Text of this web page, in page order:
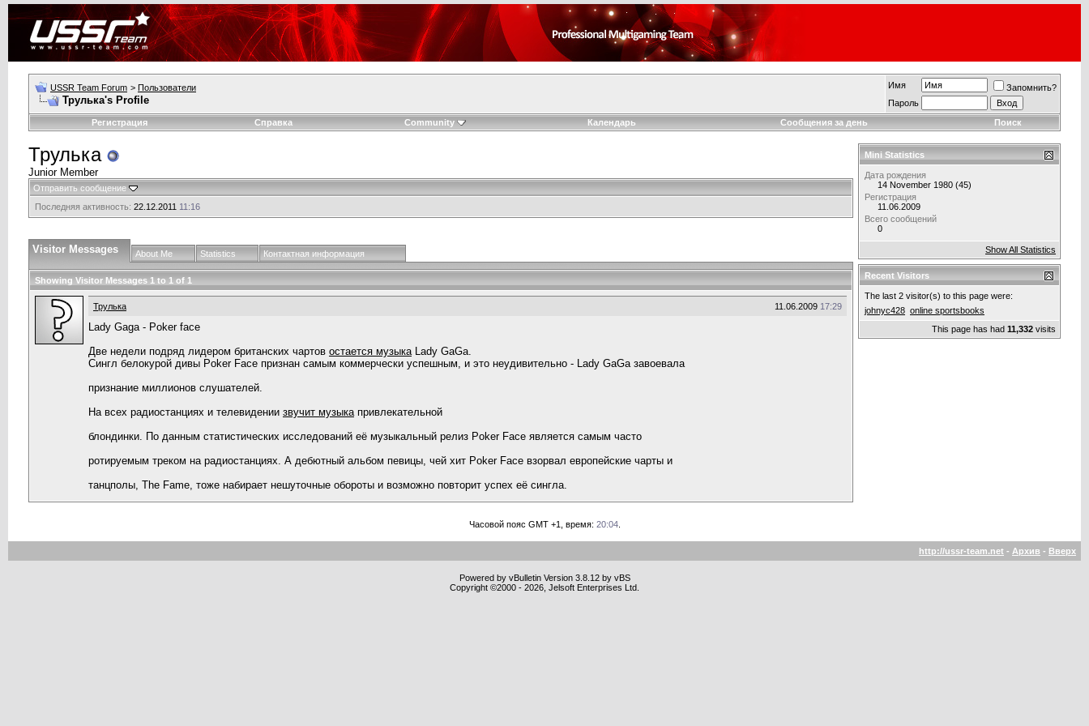
USSR Team Forum > Пользователи
Трулька's Profile
Имя
Запомнить?
Пароль
Регистрация
Справка Community Календарь Сообщения за день Поиск
Трулька
Junior Member
Отправить сообщение
Последняя активность: 22.12.2011 11:16
Visitor Messages About Me Statistics Контактная информация
Showing Visitor Messages 1 to 1 of 1
11.06.2009 17:29
Трулька
Lady Gaga - Poker face
Две недели подряд лидером британских чартов остается музыкаLady GaGa.
Сингл белокурой дивы Poker Face признан самым коммерчески успешным, и это неудивительно - Lady GaGa завоевала
признание миллионов слушателей.
На всех радиостанциях и телевидении звучит музыкапривлекательной
блондинки. По данным статистических исследований её музыкальный релиз Poker Face является самым часто
ротируемым треком на радиостанциях. А дебютный альбом певицы, чей хит Poker Face взорвал европейские чарты и
танцполы, The Fame, тоже набирает нешуточные обороты и возможно повторит успех её сингла.
Mini Statistics
Дата рождения
14 November 1980 (45)
Регистрация
11.06.2009
Всего сообщений
0
Show All Statistics
Recent Visitors
The last 2 visitor(s) to this page were:
johnyc428 online sportsbooks
This page has had 11,332 visits
Часовой пояс GMT +1, время: 20:04.
http://ussr-team.net - Архив - Вверх
Powered by vBulletin Version 3.8.12 by vBS
Copyright ©2000 - 2026, Jelsoft Enterprises Ltd.